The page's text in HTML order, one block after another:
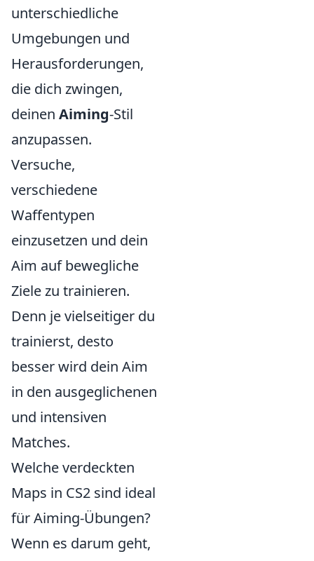
unterschiedliche
Umgebungen und
Herausforderungen,
die dich zwingen,
deinen Aiming-Stil
anzupassen.
Versuche,
verschiedene
Waffentypen
einzusetzen und dein
Aim auf bewegliche
Ziele zu trainieren.
Denn je vielseitiger du
trainierst, desto
besser wird dein Aim
in den ausgeglichenen
und intensiven
Matches.
Welche verdeckten
Maps in CS2 sind ideal
für Aiming-Übungen?
Wenn es darum geht,